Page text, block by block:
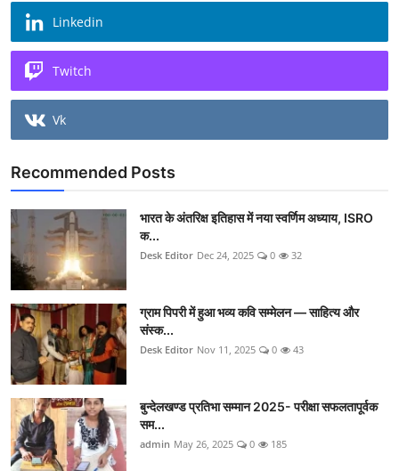
Linkedin
Twitch
Vk
Recommended Posts
भारत के अंतरिक्ष इतिहास में नया स्वर्णिम अध्याय, ISRO
क...
Desk Editor Dec 24, 2025 0 32
ग्राम पिपरी में हुआ भव्य कवि सम्मेलन — साहित्य और
संस्क...
Desk Editor Nov 11, 2025 0 43
बुन्देलखण्ड प्रतिभा सम्मान 2025- परीक्षा सफलतापूर्वक
सम...
admin May 26, 2025 0 185